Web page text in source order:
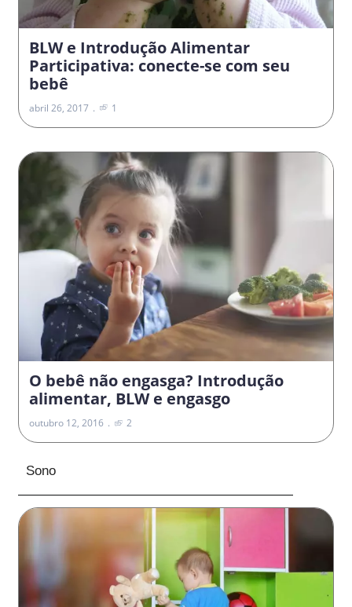
BLW e Introdução Alimentar
Participativa: conecte-se com seu
bebê
abril 26, 2017 1
O bebê não engasga? Introdução
alimentar, BLW e engasgo
outubro 12, 2016 2
Sono